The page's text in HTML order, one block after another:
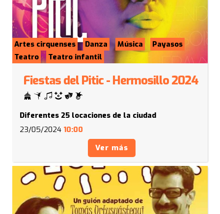
Artes cirquenses Danza Música
Payasos
Teatro
Teatro infantil
Fiestas del Pitic - Hermosillo 2024
Diferentes 25 locaciones de la ciudad
23/05/2024 10:00
Ver más